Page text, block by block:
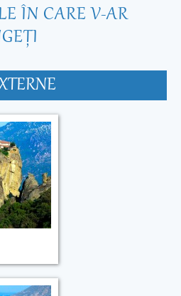
ÎN CARE V-AR